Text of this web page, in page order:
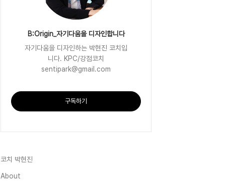
B:Origin_자기다움을 디자인합니다
자기다움을 디자인하는 박현진 코치입
니다. KPC/강점코치
sentipark@gmail.com
구독하기
코치 박현진
About